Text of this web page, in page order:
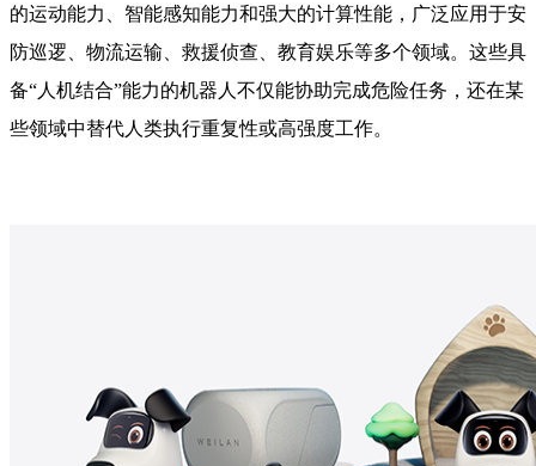
的运动能力、智能感知能力和强大的计算性能，广泛应用于安
防巡逻、物流运输、救援侦查、教育娱乐等多个领域。这些具
备“人机结合”能力的机器人不仅能协助完成危险任务，还在某
些领域中替代人类执行重复性或高强度工作。